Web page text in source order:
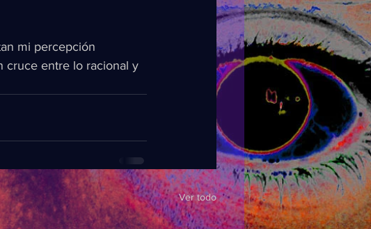
mi percepción
cruce entre lo racional y
Ver todo